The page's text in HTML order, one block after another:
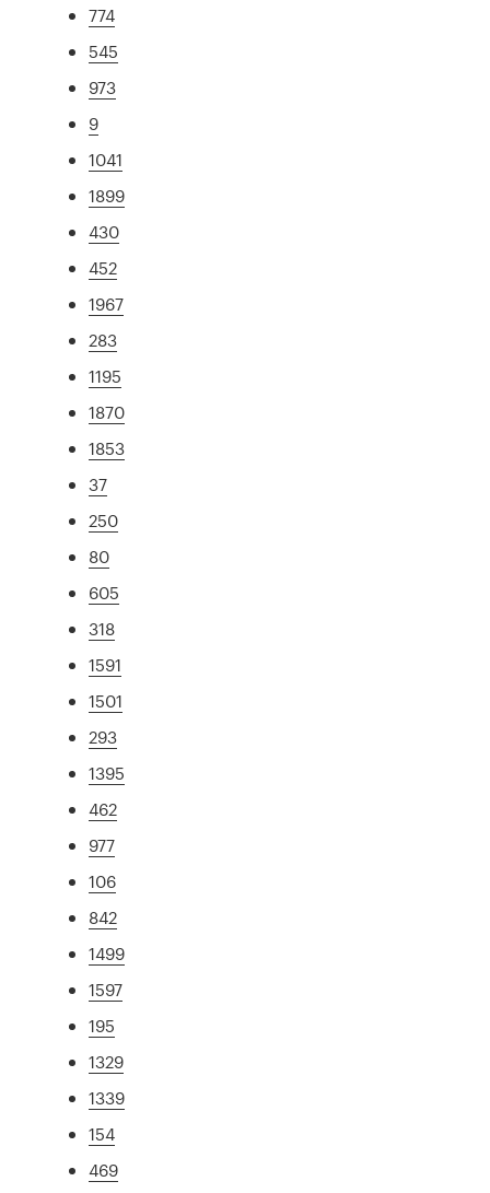
774
545
973
9
1041
1899
430
452
1967
283
1195
1870
1853
37
250
80
605
318
1591
1501
293
1395
462
977
106
842
1499
1597
195
1329
1339
154
469